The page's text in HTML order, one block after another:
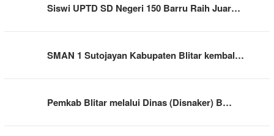
Siswi UPTD SD Negeri 150 Barru Raih Juar…
SMAN 1 Sutojayan Kabupaten Blitar kembal…
Pemkab Blitar melalui Dinas (Disnaker) B…